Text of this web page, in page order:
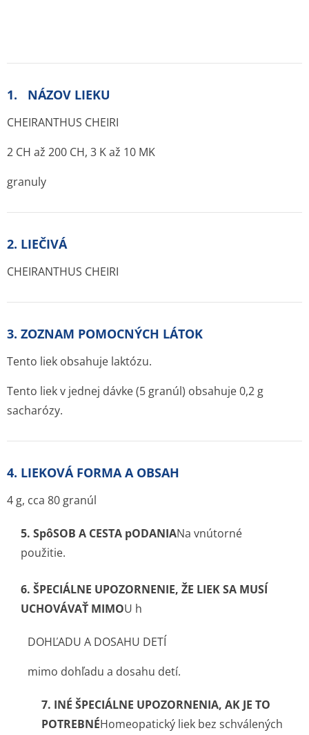
1. NÁZOV LIEKU
CHEIRANTHUS CHEIRI
2 CH až 200 CH, 3 K až 10 MK
granuly
2. LIEČIVÁ
CHEIRANTHUS CHEIRI
3. ZOZNAM POMOCNÝCH LÁTOK
Tento liek obsahuje laktózu.
Tento liek v jednej dávke (5 granúl) obsahuje 0,2 g
sacharózy.
4. LIEKOVÁ FORMA A OBSAH
4 g, cca 80 granúl
5. SpôSOB A CESTA pODANIANa vnútorné
použitie.
6. ŠPECIÁLNE UPOZORNENIE, ŽE LIEK SA MUSÍ
UCHOVÁVAŤ MIMOU h
DOHĽADU A DOSAHU DETÍ
mimo dohľadu a dosahu detí.
7. INÉ ŠPECIÁLNE UPOZORNENIA, AK JE TO
POTREBNÉHomeo­patický liek bez schválených